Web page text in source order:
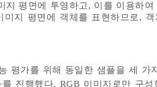
지 평면에 투영하고, 이를 이용하
미지 평면에 객체를 표현하므로,
평가를 위해 동일한 샘플을 세
진행했다. RGB 이미지로만 구